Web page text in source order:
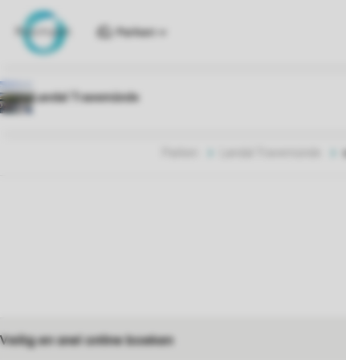
Parken
Veilig en snel online boeken